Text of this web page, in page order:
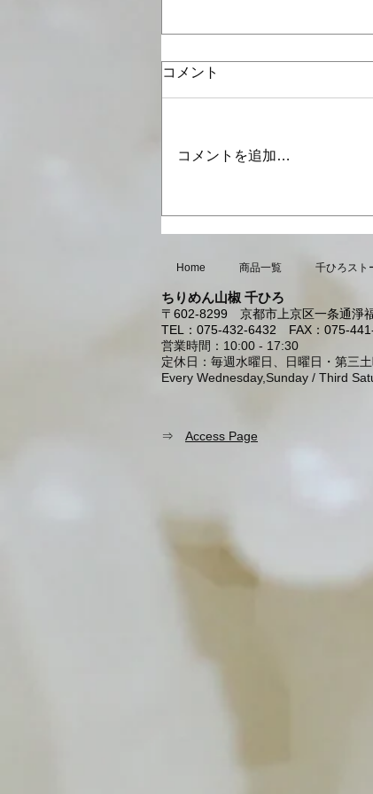
コメント
コメントを追加…
Home 商品一覧 千ひろスト
ちりめん山椒 千ひろ
〒602-8299 京都市上京区一条通淨
TEL：075-432-6432 FAX：075-
営業時間：10:00 - 17:30
定休日：毎週水曜日、日曜日・第三
Every Wednesday,Sunday / Third
⇒ Access Page